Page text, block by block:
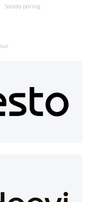
Saada päring.